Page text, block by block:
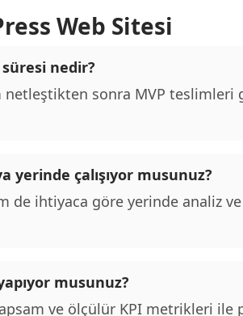
Web Sitesi
nedir?
netleştikten sonra MVP teslimleri
yerinde çalışıyor musunuz?
de ihtiyaca göre yerinde analiz
musunuz?
ve ölçülür KPI metrikleri ile